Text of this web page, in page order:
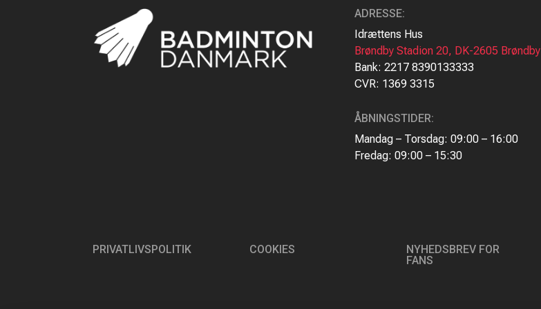
ADRESSE:
Idrættens Hus
Brøndby Stadion 20, DK-2605 Brøndby
Bank: 2217 8390133333
CVR: 1369 3315
ÅBNINGSTIDER:
Mandag – Torsdag: 09:00 – 16:00
Fredag: 09:00 – 15:30
PRIVATLIVSPOLITIK COOKIES
NYHEDSBREV FOR
FANS